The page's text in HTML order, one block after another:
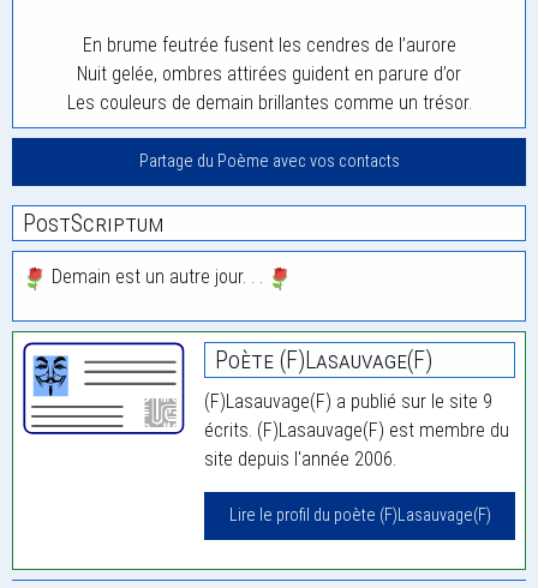
En brume feutrée fusent les cendres de l’aurore
Nuit gelée, ombres attirées guident en parure d’or
Les couleurs de demain brillantes comme un trésor.
Partage du Poème avec vos contacts
PostScriptum
Demain est un autre jour. . .
Poète (F)Lasauvage(F)
(F)Lasauvage(F) a publié sur le site 9
écrits. (F)Lasauvage(F) est membre du
site depuis l'année 2006.
Lire le profil du poète (F)Lasauvage(F)